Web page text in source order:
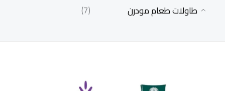
طاولات طعام مودرن
(7)